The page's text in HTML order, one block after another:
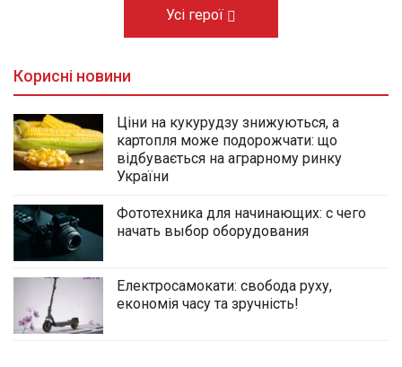
Усі герої
Корисні новини
Ціни на кукурудзу знижуються, а
картопля може подорожчати: що
відбувається на аграрному ринку
України
Фототехника для начинающих: с чего
начать выбор оборудования
Електросамокати: свобода руху,
економія часу та зручність!